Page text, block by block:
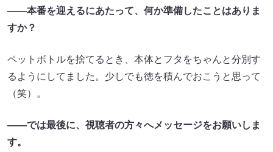
――本番を迎えるにあたって、何か準備したことはありま
すか？
ペットボトルを捨てるとき、本体とフタをちゃんと分別す
るようにしてました。少しでも徳を積んでおこうと思って
（笑）。
――では最後に、視聴者の方々へメッセージをお願いしま
す。